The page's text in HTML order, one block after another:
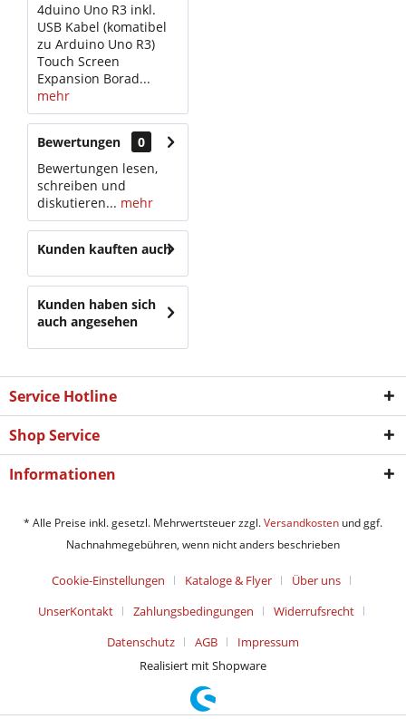
4duino Uno R3 inkl.
USB Kabel (komatibel
zu Arduino Uno R3)
Touch Screen
Expansion Borad...
mehr
Bewertungen
0
Bewertungen lesen,
schreiben und
diskutieren... mehr
Kunden kauften auch
Kunden haben sich
auch angesehen
Service Hotline
Shop Service
Informationen
* Alle Preise inkl. gesetzl. Mehrwertsteuer zzgl.Versandkosten und ggf.
Nachnahmegebühren, wenn nicht anders beschrieben
Cookie-Einstellungen Kataloge & Flyer
Über uns
UnserKontakt
Zahlungsbedingungen
Widerrufsrecht
Datenschutz
AGB
Impressum
Realisiert mit Shopware